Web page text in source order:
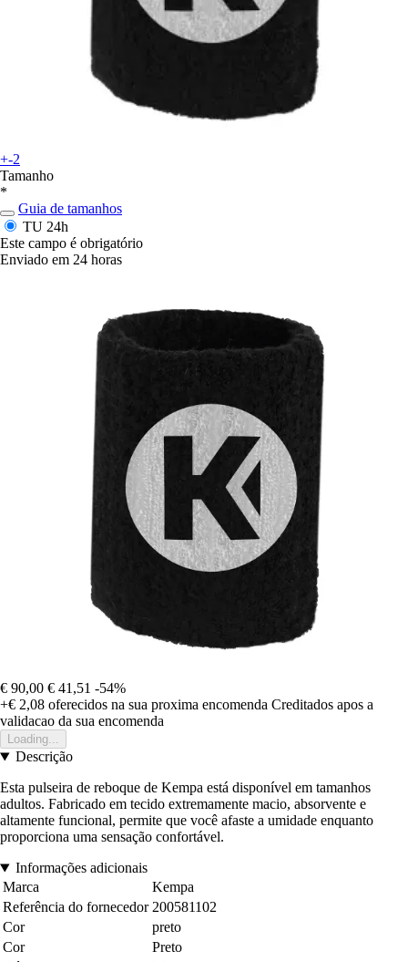
+-2
Tamanho
*
Guia de tamanhos
TU 24h
Este campo é obrigatório
Enviado em 24 horas
€ 90,00 € 41,51 -54%
+€ 2,08 oferecidos na sua proxima encomenda Creditados apos a
validacao da sua encomenda
Loading...
Descrição
Esta pulseira de reboque de Kempa está disponível em tamanhos
adultos. Fabricado em tecido extremamente macio, absorvente e
altamente funcional, permite que você afaste a umidade enquanto
proporciona uma sensação confortável.
Informações adicionais
Marca
Kempa
Referência do fornecedor 200581102
Cor
preto
Cor
Preto